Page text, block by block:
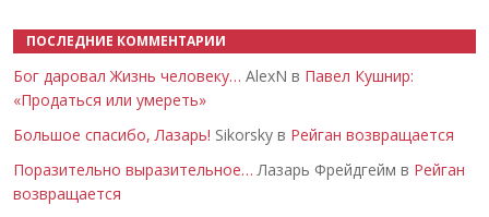
ПОСЛЕДНИЕ КОММЕНТАРИИ
Бог даровал Жизнь человеку… AlexN в Павел Кушнир:
«Продаться или умереть»
Большое спасибо, Лазарь! Sikorsky в Рейган возвращается
Поразительно выразительное… Лазарь Фрейдгейм в Рейган
возвращается